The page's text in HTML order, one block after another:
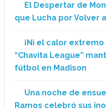
El Despertar de
que Lucha por Volver
¡Ni el calor
“Chavita League”
fútbol en Madison
Una noche de
Ramos celebró sus